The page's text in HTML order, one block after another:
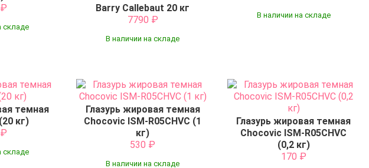
₽
складе
Barry Callebaut 20 кг
7790 ₽
В наличии на складе
В наличии на складе
темная
кг)
₽
складе
Глазурь жировая темная
Chocovic ISM-R05CHVC (1
кг)
530 ₽
В наличии на складе
Глазурь жировая темная
Chocovic ISM-R05CHVC
(0,2 кг)
170 ₽